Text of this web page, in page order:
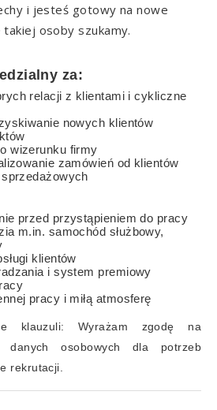
i jesteś gotowy na nowe
osoby szukamy.
za:
relacji z klientami i cykliczne
nowych klientów
wizerunku firmy
zamówień od klientów
przed przystąpieniem do pracy
m.in. samochód służbowy,
klientów
i system premiowy
pracy i miłą atmosferę
klauzuli: Wyrażam zgodę na
danych osobowych dla potrzeb
rekrutacji.